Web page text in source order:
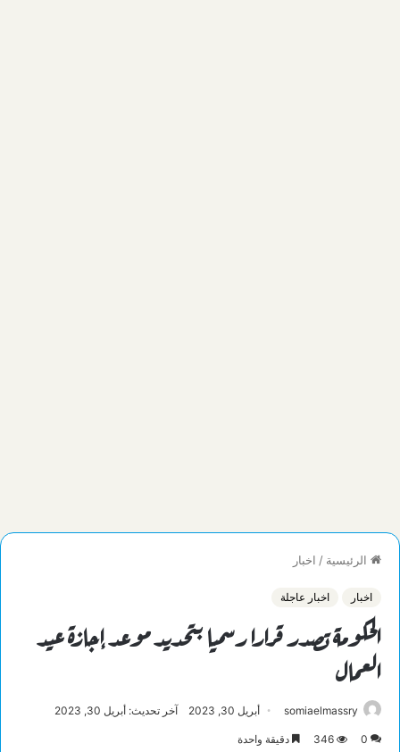
الرئيسية / اخبار
اخبار اخبار عاجلة
الحكومة تصدر قرارا رسميا بتحديد موعد إجازة عيد
العمال
somiaelmassry أبريل 30, 2023 آخر تحديث: أبريل 30, 2023
0
346 دقيقة واحدة